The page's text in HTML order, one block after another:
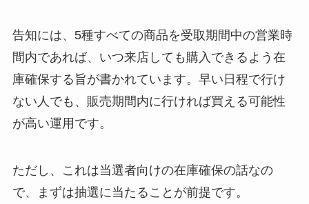
告知には、5種すべての商品を受取期間中の営業時
間内であれば、いつ来店しても購入できるよう在
庫確保する旨が書かれています。早い日程で行け
ない人でも、販売期間内に行ければ買える可能性
が高い運用です。
ただし、これは当選者向けの在庫確保の話なの
で、まずは抽選に当たることが前提です。